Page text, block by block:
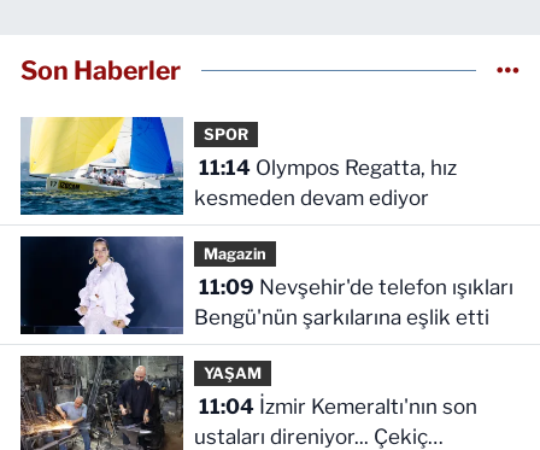
Son Haberler
SPOR
11:14Olympos Regatta, hız
kesmeden devam ediyor
Magazin
11:09
Bengü'nün şarkılarına eşlik etti
YAŞAM
11:04İzmir Kemeraltı'nın son
ustaları direniyor... Çekiç